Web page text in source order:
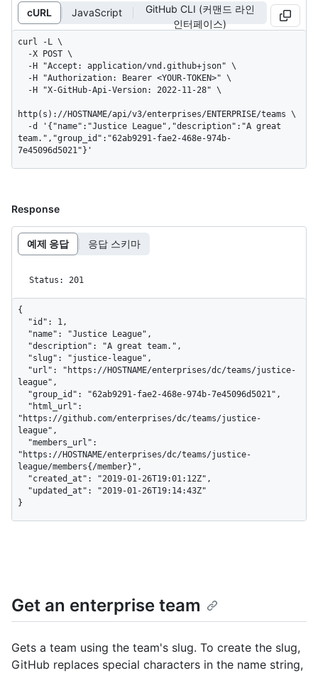
cURL JavaScript
GitHub CLI (커맨드 라인
인터페이스)
curl -L \
http(s)://HOSTNAME/api/v3/enterprises/ENTERPRISE/teams \
team.","group_id":"62ab9291-fae2-468e-974b-
7e45096d5021"}'
Response
예제 응답 응답 스키마
Status: 201
{
league",
"https://github.com/enterprises/dc/teams/justice-
league",
"https://HOSTNAME/enterprises/dc/teams/justice-
league/members{/member}",
}
Get an enterprise team
Gets a team using the team's slug. To create the slug,
GitHub replaces special characters in the name string,